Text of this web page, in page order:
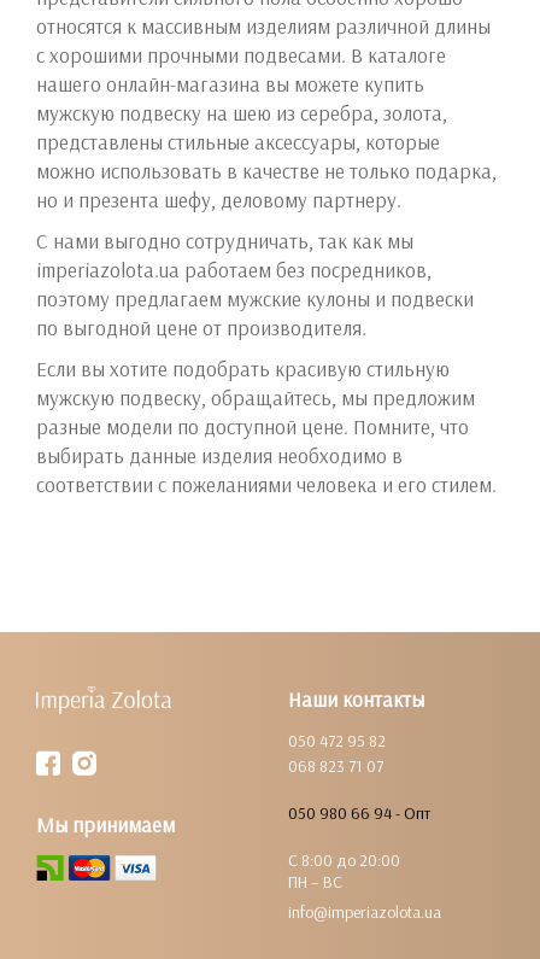
относятся к массивным изделиям различной длины
с хорошими прочными подвесами. В каталоге
нашего онлайн-магазина вы можете купить
мужскую подвеску на шею из серебра, золота,
представлены стильные аксессуары, которые
можно использовать в качестве не только подарка,
но и презента шефу, деловому партнеру.
С нами выгодно сотрудничать, так как мы
imperiazolota.ua работаем без посредников,
поэтому предлагаем мужские кулоны и подвески
по выгодной цене от производителя.
Если вы хотите подобрать красивую стильную
мужскую подвеску, обращайтесь, мы предложим
разные модели по доступной цене. Помните, что
выбирать данные изделия необходимо в
соответствии с пожеланиями человека и его стилем.
Наши контакты
050 472 95 82
068 823 71 07
050 980 66 94 - Опт
С 8:00 до 20:00
ПН – ВС
info@imperiazolota.ua
Мы принимаем